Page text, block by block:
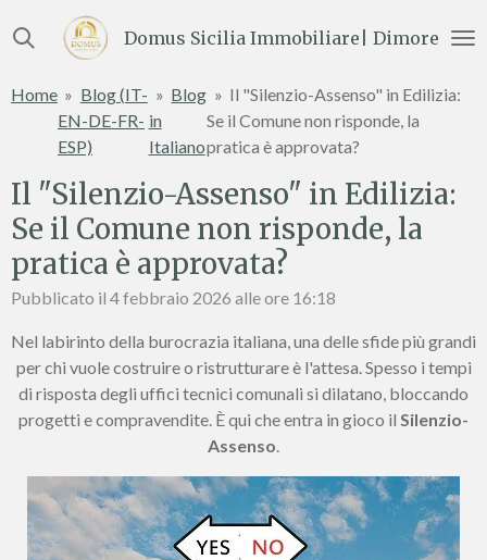
al
principale
Domus Sicilia Immobiliare| Dimore e
Home » Blog (IT-
EN-DE-FR-
ESP)
» Blog
in
Italiano
» Il "Silenzio-Assenso" in Edilizia:
Se il Comune non risponde, la
pratica è approvata?
Il "Silenzio-Assenso" in Edilizia:
Se il Comune non risponde, la
pratica è approvata?
Pubblicato il 4 febbraio 2026 alle ore 16:18
Nel labirinto della burocrazia italiana, una delle sfide più grandi
per chi vuole costruire o ristrutturare è l'attesa. Spesso i tempi
di risposta degli uffici tecnici comunali si dilatano, bloccando
progetti e compravendite. È qui che entra in gioco il Silenzio-
Assenso